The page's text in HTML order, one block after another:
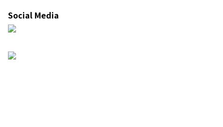
Social Media